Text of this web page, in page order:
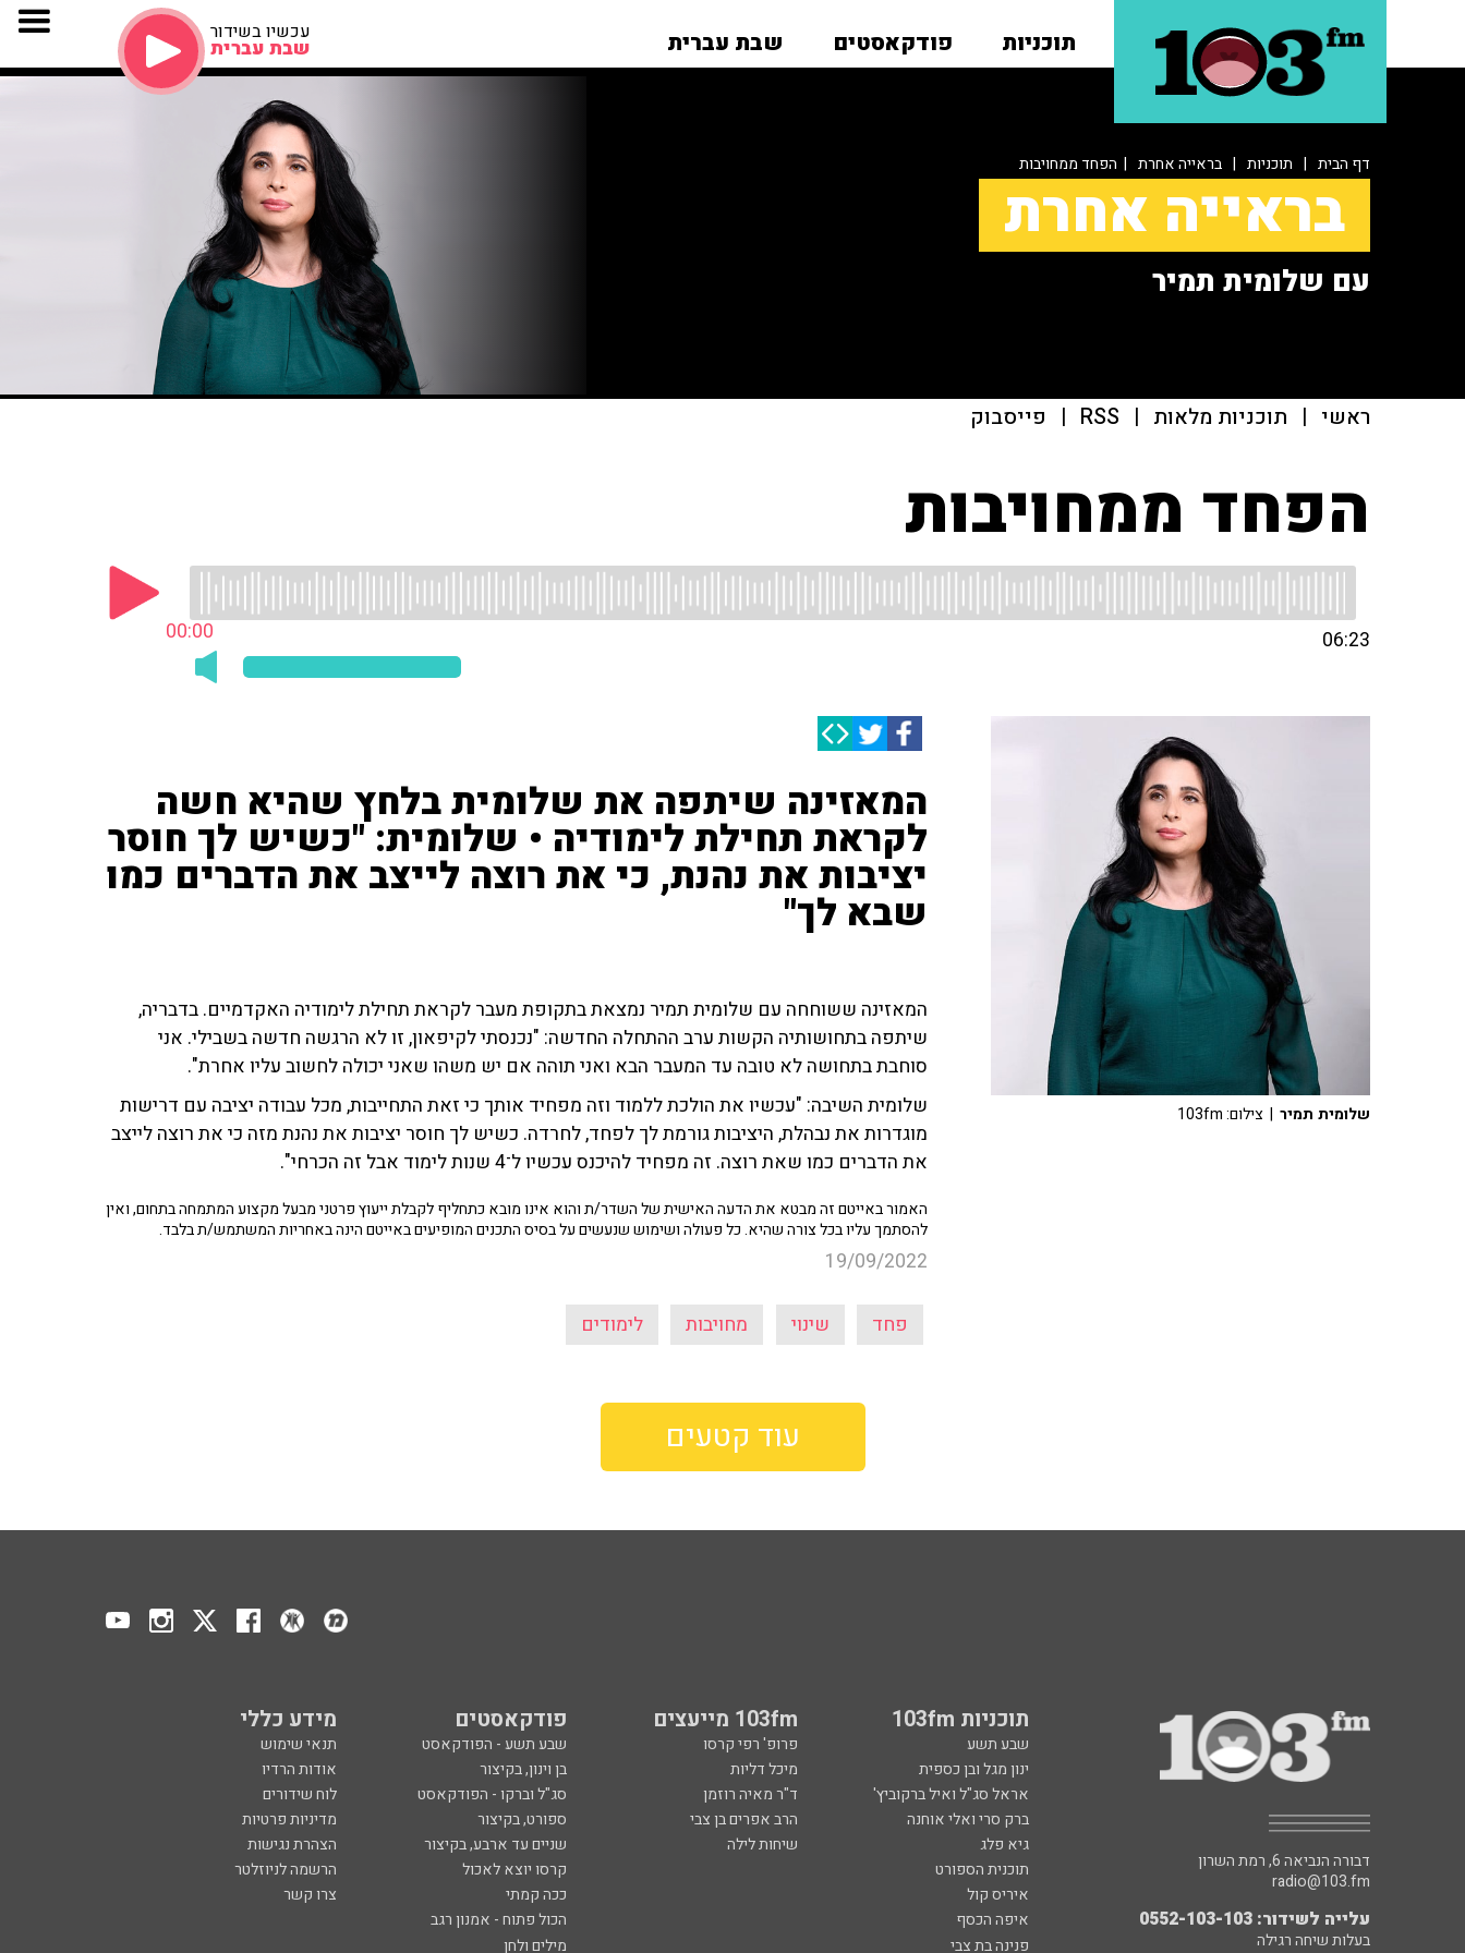
תוכניות פודקאסטים שבת עברית עכשיו בשידור
שבת עברית
דף הבית | תוכניות | בראייה אחרת | הפחד ממחויבות
בראייה אחרת
עם שלומית תמיר
ראשי | תוכניות מלאות |
RSS
| פייסבוק
הפחד ממחויבות
00:00 06:23
המאזינה שיתפה את שלומית בלחץ שהיא חשה
לקראת תחילת לימודיה • שלומית: "כשיש לך חוסר
יציבות את נהנת, כי את רוצה לייצב את הדברים כמו
שבא לך"
המאזינה ששוחחה עם שלומית תמיר נמצאת בתקופת מעבר לקראת תחילת לימודיה האקדמיים. בדבריה,
שיתפה בתחושותיה הקשות ערב ההתחלה החדשה: "נכנסתי לקיפאון, זו לא הרגשה חדשה בשבילי. אני
סוחבת בתחושה לא טובה עד המעבר הבא ואני תוהה אם יש משהו שאני יכולה לחשוב עליו אחרת".
שלומית השיבה: "עכשיו את הולכת ללמוד וזה מפחיד אותך כי זאת התחייבות, מכל עבודה יציבה עם דרישות
מוגדרות את נבהלת, היציבות גורמת לך לפחד, לחרדה. כשיש לך חוסר יציבות את נהנת מזה כי את רוצה לייצב
את הדברים כמו שאת רוצה. זה מפחיד להיכנס עכשיו ל־4 שנות לימוד אבל זה הכרחי".
האמור באייטם זה מבטא את הדעה האישית של השדר/ת והוא אינו מובא כתחליף לקבלת ייעוץ פרטני מבעל מקצוע המתמחה בתחום, ואין
להסתמך עליו בכל צורה שהיא. כל פעולה ושימוש שנעשים על בסיס התכנים המופיעים באייטם הינה באחריות המשתמש/ת בלבד.
19/09/2022
פחד שינוי מחויבות לימודים
שלומית תמיר | צילום: 103fm
עוד קטעים
תוכניות 103fm 103fm מייעצים פודקאסטים מידע כללי
שבע תשע פרופ' רפי קרסו שבע תשע - הפודקאסט
תנאי שימוש
ינון מגל ובן כספית
מיכל דליות בן וינון, בקיצור
אודות הרדיו
אראל סג"ל ואיל ברקוביץ'
ד"ר מאיה רוזמן סג"ל וברקו - הפודקאסט
לוח שידורים
ברק סרי ואלי אוחנה
הרב אפרים בן צבי ספורט, בקיצור
מדיניות פרטיות
גיא פלג
שיחות לילה שניים עד ארבע, בקיצור
הצהרת נגישות
תוכנית הספורט
קרסו יוצא לאכול
הרשמה לניוזלטר
איריס קול
ככה קמתי
צרו קשר
איפה הכסף
הכול פתוח - אמנון רגב
פנינה בת צבי
מילים ולחן
דבורה הנביאה 6, רמת השרון
radio@103.fm
עלייה לשידור: 0552-103-103
בעלות שיחה רגילה